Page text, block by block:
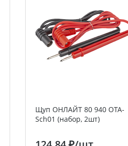
Щуп ОНЛАЙТ 80 940 OTA-
Sch01 (набор, 2шт)